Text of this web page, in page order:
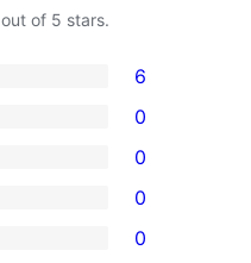
out of 5 stars.
6
0
0
0
0